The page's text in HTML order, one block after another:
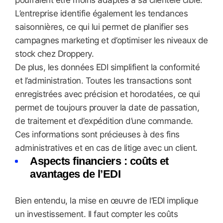
L’entreprise identifie également les tendances
saisonnières, ce qui lui permet de planifier ses
campagnes marketing et d’optimiser les niveaux de
stock chez Droppery.
De plus, les données EDI simplifient la conformité
et l’administration. Toutes les transactions sont
enregistrées avec précision et horodatées, ce qui
permet de toujours prouver la date de passation,
de traitement et d’expédition d’une commande.
Ces informations sont précieuses à des fins
administratives et en cas de litige avec un client.
Aspects financiers : coûts et
avantages de l’EDI
Bien entendu, la mise en œuvre de l’EDI implique
un investissement. Il faut compter les coûts